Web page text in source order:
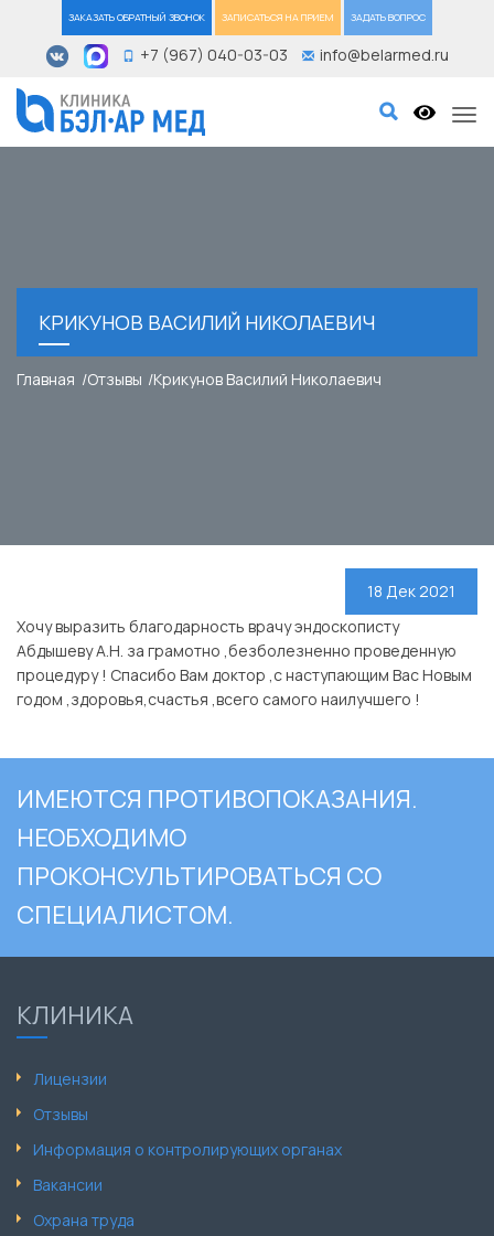
ЗАКАЗАТЬ ОБРАТНЫЙ ЗВОНОК ЗАПИСАТЬСЯ НА ПРИЕМ ЗАДАТЬ ВОПРОС
+7 (967) 040-03-03 info@belarmed.ru
КРИКУНОВ ВАСИЛИЙ НИКОЛАЕВИЧ
Главная Отзывы Крикунов Василий Николаевич
18 Дек 2021
Хочу выразить благодарность врачу эндоскописту
Абдышеву А.Н. за грамотно ,безболезненно проведенную
процедуру ! Спасибо Вам доктор ,c наступающим Вас Новым
годом ,здоровья,счастья ,всего самого наилучшего !
ИМЕЮТСЯ ПРОТИВОПОКАЗАНИЯ.
НЕОБХОДИМО
ПРОКОНСУЛЬТИРОВАТЬСЯ СО
СПЕЦИАЛИСТОМ.
КЛИНИКА
Лицензии
Отзывы
Информация о контролирующих органах
Вакансии
Охрана труда